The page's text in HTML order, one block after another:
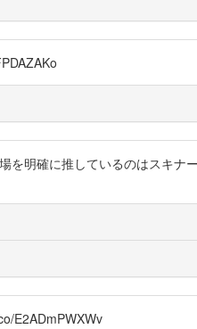
明確に推しているのはスキナ
E2ADmPWXWv